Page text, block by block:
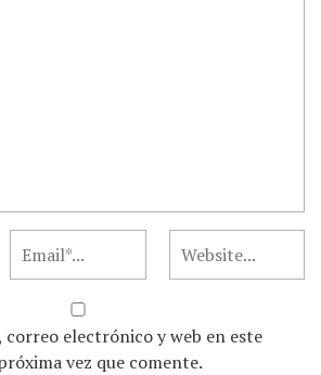
correo electrónico y web en este
vez que comente.